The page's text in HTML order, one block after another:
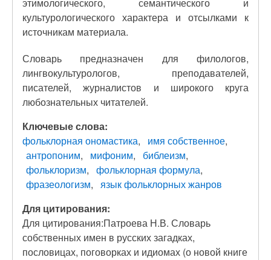
культурологического характера и отсылками к
источникам материала.
Словарь предназначен для филологов,
лингвокультурологов, преподавателей,
писателей, журналистов и широкого круга
любознательных читателей.
Ключевые слова:
фольклорная ономастика
имя собственное
антропоним
мифоним
библеизм
фольклоризм
фольклорная формула
фразеологизм
язык фольклорных жанров
Для цитирования:
Для цитирования:Патроева Н.В. Словарь
собственных имен в русских загадках,
пословицах, поговорках и идиомах (о новой книге